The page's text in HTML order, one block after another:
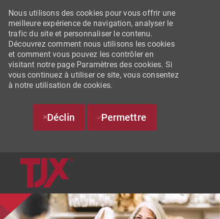
SKIP TO MAIN CONTENT
Nous utilisons des cookies pour vous offrir une
meilleure expérience de navigation, analyser le
trafic du site et personnaliser le contenu.
Découvrez comment nous utilisons les cookies
et comment vous pouvez les contrôler en
visitant notre page Paramètres des cookies. Si
vous continuez à utiliser ce site, vous consentez
à notre utilisation de cookies.
Déclin Permettre